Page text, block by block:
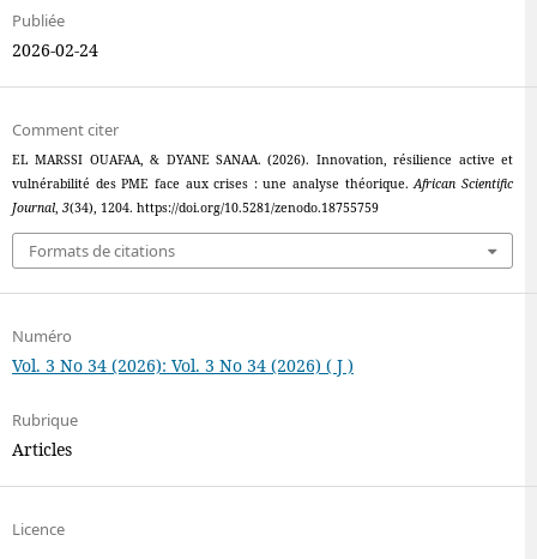
Publiée
2026-02-24
Comment citer
EL MARSSI OUAFAA, & DYANE SANAA. (2026). Innovation, résilience active et
vulnérabilité des PME face aux crises : une analyse théorique.African Scientific
Journal, 3(34), 1204. https://doi.org/10.5281/zenodo.18755759
Formats de citations
Numéro
Vol. 3 No 34 (2026): Vol. 3 No 34 (2026) ( J )
Rubrique
Articles
Licence